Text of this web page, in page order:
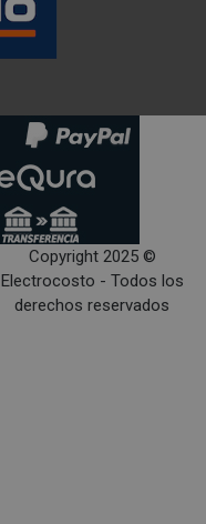
Copyright 2025 ©
Electrocosto - Todos los
derechos reservados